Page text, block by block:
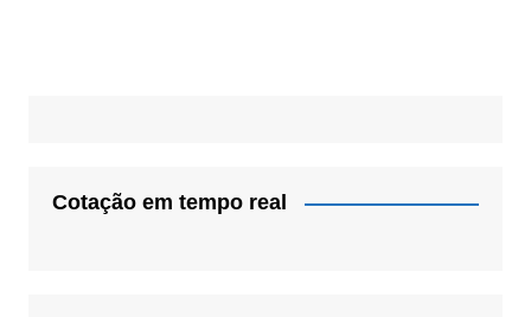
Cotação em tempo real